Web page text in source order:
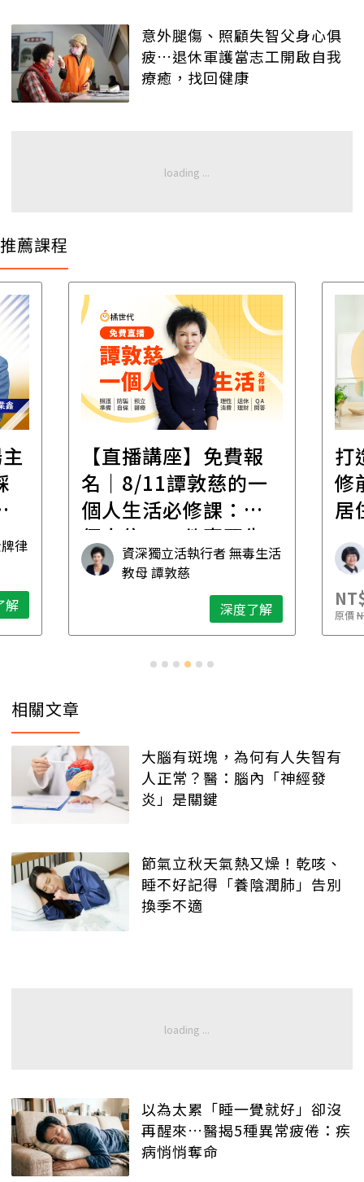
意外腿傷、照顧失智父身心俱
疲…退休軍護當志工開啟自我
療癒，找回健康
推薦課程
活
解
打造安心住的家｜裝
修前必懂！住到老的
居住規劃全攻略
林黛羚
深度了解
遺
財
產
原價
相關文章
大腦有斑塊，為何有人失智有
人正常？醫：腦內「神經發
炎」是關鍵
節氣立秋天氣熱又燥！乾咳、
睡不好記得「養陰潤肺」告別
換季不適
以為太累「睡一覺就好」卻沒
再醒來…醫揭5種異常疲倦：疾
病悄悄奪命